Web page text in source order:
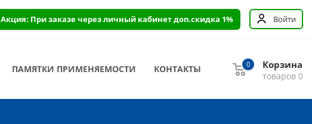
Акция: При заказе через личный кабинет доп.скидка 1% Войти
ПАМЯТКИ ПРИМЕНЯЕМОСТИ КОНТАКТЫ Корзина
товаров 0
0